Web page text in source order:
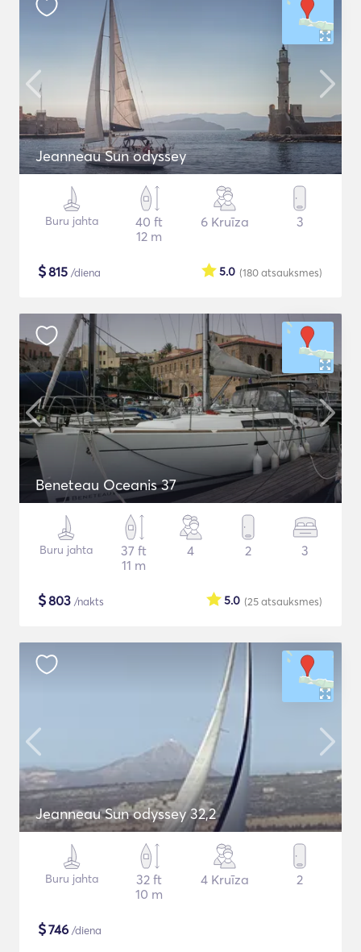
Jeanneau Sun odyssey
Buru jahta
40 ft
12 m
6 Kruīza 3
$815 /diena (180atsauksmes)
5.0
Beneteau Oceanis 37
Buru jahta
37 ft
11 m
4 2 3
$803 /nakts (25atsauksmes)
5.0
Jeanneau Sun odyssey 32,2
Buru jahta
32 ft
10 m
4 Kruīza 2
$746 /diena